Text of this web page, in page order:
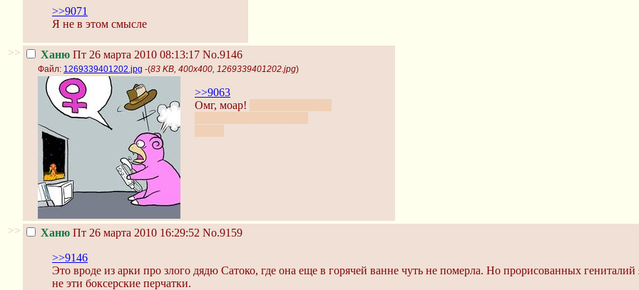
>>9071
Я не в этом смысле
>> Ханю Пт 26 марта 2010 08:13:17 No.9146
Файл: 1269339401202.jpg -(83 KB, 400x400, 1269339401202.jpg)
>>9063
Омг, моар!
>> Ханю Пт 26 марта 2010 16:29:52 No.9159
>>9146
Это вроде из арки про злого дядю Сатоко, где она еще в горячей ванне чуть не померла. Но прорисованных
не эти боксерские перчатки.